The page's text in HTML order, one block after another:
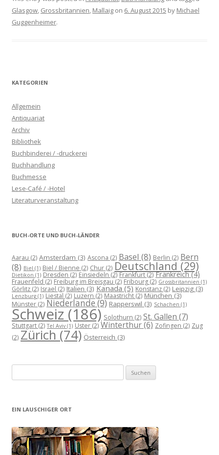
Glasgow, Grossbritannien, Mallaig on 6. August 2015 by Michael
Guggenheimer.
KATEGORIEN
Allgemein
Antiquariat
Archiv
Bibliothek
Buchbinderei / -druckerei
Buchhandlung
Buchmesse
Lese-Café / -Hotel
Literaturveranstaltung
BUCH-ORTE UND BUCH-LÄNDER
Aarau (2) Amsterdam (3) Ascona (2) Basel (8) Berlin (2) Bern
(8) Biel (1) Biel / Bienne (2) Chur (2) Deutschland (29)
Dietikon (1) Dresden (2) Einsiedeln (2) Frankfurt(2) Frankreich(4)
Frauenfeld (2) Freiburg im Breisgau (2) Fribourg (2) Grossbritannien (1)
Görlitz (2) Israel (2) Italien (3) Kanada (5) Konstanz (2) Leipzig (3)
Lenzburg (1) Liestal (2) Luzern (2) Maastricht (2) München (3)
Münster (2) Niederlande (9) Rapperswil (3) Schachen (1)
Schweiz (186) Solothurn (2) St. Gallen (7)
Stuttgart (2) Tel Aviv (1) Uster (2) Winterthur(6) Zofingen (2) Zug
(2) Zürich (74) Österreich (3)
nach:
EIN LAUSCHIGER ORT